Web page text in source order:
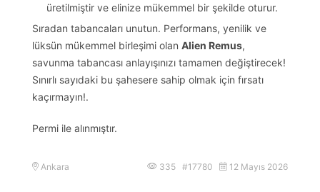
üretilmiştir ve elinize mükemmel bir şekilde oturur.
Sıradan tabancaları unutun. Performans, yenilik ve
lüksün mükemmel birleşimi olan Alien Remus,
savunma tabancası anlayışınızı tamamen değiştirecek!
Sınırlı sayıdaki bu şahesere sahip olmak için fırsatı
kaçırmayın!.
Permi ile alınmıştır.
Ankara 335 #17780 12 Mayıs 2026